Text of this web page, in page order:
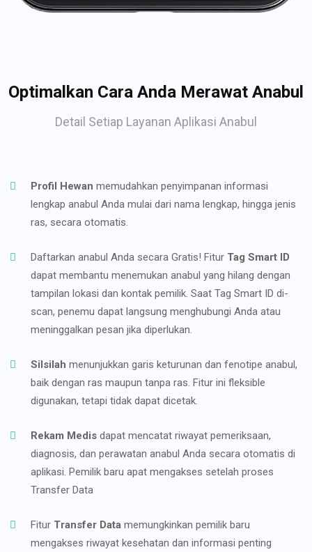
Optimalkan Cara Anda Merawat Anabul
Detail Setiap Layanan Aplikasi Anabul
Profil Hewan memudahkan penyimpanan informasi
lengkap anabul Anda mulai dari nama lengkap, hingga jenis
ras, secara otomatis.
Daftarkan anabul Anda secara Gratis! Fitur Tag Smart ID
dapat membantu menemukan anabul yang hilang dengan
tampilan lokasi dan kontak pemilik. Saat Tag Smart ID di-
scan, penemu dapat langsung menghubungi Anda atau
meninggalkan pesan jika diperlukan.
Silsilah menunjukkan garis keturunan dan fenotipe anabul,
baik dengan ras maupun tanpa ras. Fitur ini fleksible
digunakan, tetapi tidak dapat dicetak.
Rekam Medis dapat mencatat riwayat pemeriksaan,
diagnosis, dan perawatan anabul Anda secara otomatis di
aplikasi. Pemilik baru apat mengakses setelah proses
Transfer Data
Fitur Transfer Data memungkinkan pemilik baru
mengakses riwayat kesehatan dan informasi penting